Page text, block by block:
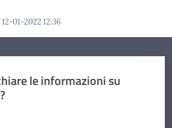
12-01-2022 12:36
le informazioni su